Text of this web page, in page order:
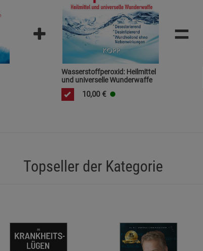
Wasserstoffperoxid: Heilmittel
und universelle Wunderwaffe
10,00 €
=
Topseller der Kategorie